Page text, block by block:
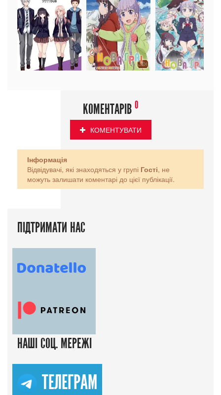
КОМЕНТАРІВ 0
КОМЕНТУВАТИ
Інформація
Відвідувачі, які знаходяться у групі Гості, не
можуть залишати коментарі до цієї публікації.
ПІДТРИМАТИ НАС
НАШІ СОЦ. МЕРЕЖІ
ТЕЛЕГРАМ